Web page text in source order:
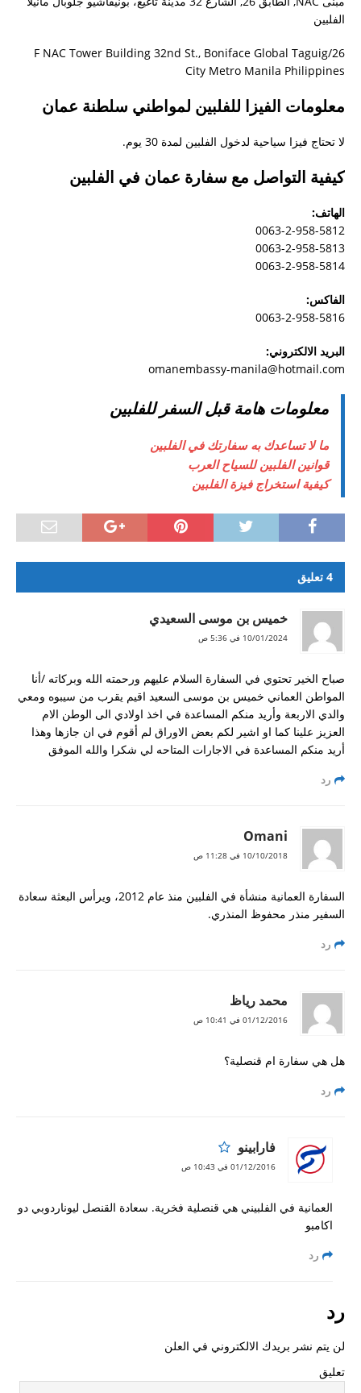
صلاحية الفيزا؟
كاثوليكية متزوجة من مسلم؟ و هل ذلك يتطلب اختيار
سؤال عن متطلبات جامعة باقيو لعام ٢٠١٨ – ٢٠١٩
كيف احصل على شهادة العزوبية للزواج
حصول على فيزا الي الفلبين و انا لبناني
الزواج والحصول على الاقامة الفلبينية
اريد عناوين الفنادق الاقتصادية في مانيلا
دراسة العلاج الطبيعي
زواج مغربية من سعودي
ليش اغلب الامريكان والاوروبيين معهم فلبينيات
تأشيره الفلبين في عام 2018
تمديد تاشيرة
الفلبين
26/F NAC Tower Building 32nd St., Boniface Global Taguig
City Metro Manila Philippines
معلومات الفيزا للفلبين لمواطني سلطنة عمان
لا تحتاج فيزا سياحية لدخول الفلبين لمدة 30 يوم.
كيفية التواصل مع سفارة عمان في الفلبين
الهاتف:
0063-2-958-5812
0063-2-958-5813
0063-2-958-5814
الفاكس:
0063-2-958-5816
البريد الالكتروني:
omanembassy-manila@hotmail.com
معلومات هامة قبل السفر للفلبين
ما لا تساعدك به سفارتك في الفلبين
قوانين الفلبين للسياح العرب
كيفية استخراج فيزة الفلبين
4 تعليق
خميس بن موسى السعيدي
10/01/2024 في 5:36 ص
صباح الخير تحتوي في السفارة السلام عليهم ورحمته الله وبركاته /أنا
المواطن العماني خميس بن موسى السعيد اقيم يقرب من سيبوه ومعي
والدي الاربعة وأريد منكم المساعدة في اخذ اولادي الى الوطن الام
العزيز علينا كما او اشير لكم بعض الاوراق لم أقوم في ان جازها وهذا
أريد منكم المساعدة في الاجارات المتاحه لي شكرا والله الموفق
رد
Omani
10/10/2018 في 11:28 ص
السفارة العمانية منشأة في الفلبين منذ عام 2012، ويرأس البعثة سعادة
السفير منذر محفوظ المنذري.
رد
محمد رياظ
01/12/2016 في 10:41 ص
هل هي سفارة ام قنصلية؟
رد
فارابينو
01/12/2016 في 10:43 ص
العمانية في الفلبيني هي قنصلية فخرية. سعادة القنصل ‎ليوناردوبي دو
اكامبو
رد
رد
لن يتم نشر بريدك الالكتروني في العلن
تعليق